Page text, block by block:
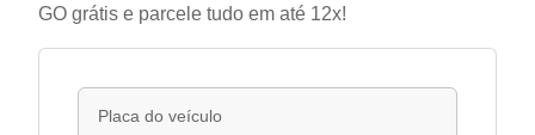
GO grátis e parcele tudo em até 12x!